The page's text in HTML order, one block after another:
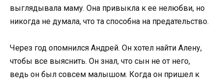
выглядывала маму. Она привыкла к ее нелюбви, но
никогда не думала, что та способна на предательство.
Через год опомнился Андрей. Он хотел найти Алену,
чтобы все выяснить. Он знал, что сын не от него,
ведь он был совсем малышом. Когда он пришел к